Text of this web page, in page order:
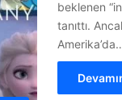
beklenen
tanıttı.